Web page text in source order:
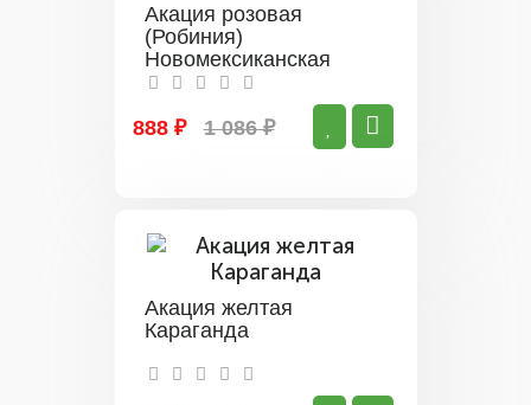
Акация розовая
(Робиния)
Новомексиканская
888 ₽ 1 086 ₽
Акация желтая
Караганда